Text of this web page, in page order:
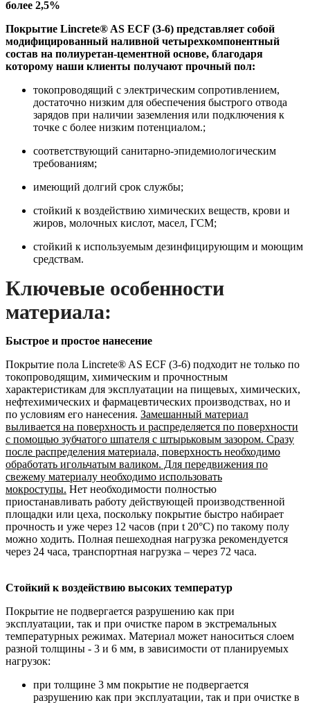
более 2,5%
Покрытие Lincrete® AS ECF (3-6) представляет собой
модифицированный наливной четырехкомпонентный
состав на полиуретан-цементной основе, благодаря
которому наши клиенты получают прочный пол:
токопроводящий c электрическим сопротивлением,
достаточно низким для обеспечения быстрого отвода
зарядов при наличии заземления или подключения к
точке с более низким потенциалом.;
соответствующий санитарно-эпидемиологическим
требованиям;
имеющий долгий срок службы;
стойкий к воздействию химических веществ, крови и
жиров, молочных кислот, масел, ГСМ;
cтойкий к используемым дезинфицирующим и моющим
средствам.
Ключевые особенности
материала:
Быстрое и простое нанесение
Покрытие пола Lincrete® AS ECF (3-6) подходит не только по
токопроводящим, химическим и прочностным
характеристикам для эксплуатации на пищевых, химических,
нефтехимических и фармацевтических производствах, но и
по условиям его нанесения. Замешанный материал
выливается на поверхность и распределяется по поверхности
с помощью зубчатого шпателя с штырьковым зазором. Сразу
после распределения материала, поверхность необходимо
обработать игольчатым валиком. Для передвижения по
свежему материалу необходимо использовать
мокроступы. Нет необходимости полностью
приостанавливать работу действующей производственной
площадки или цеха, поскольку покрытие быстро набирает
прочность и уже через 12 часов (при t 20°С) по такому полу
можно ходить. Полная пешеходная нагрузка рекомендуется
через 24 часа, транспортная нагрузка – через 72 часа.
Стойкий к воздействию высоких температур
Покрытие не подвергается разрушению как при
эксплуатации, так и при очистке паром в экстремальных
температурных режимах. Материал может наноситься слоем
разной толщины - 3 и 6 мм, в зависимости от планируемых
нагрузок:
при толщине 3 мм покрытие не подвергается
разрушению как при эксплуатации, так и при очистке в